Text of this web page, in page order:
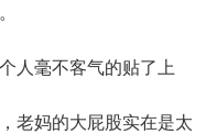
毫不客气的贴了上
老妈的大屁股实在是太